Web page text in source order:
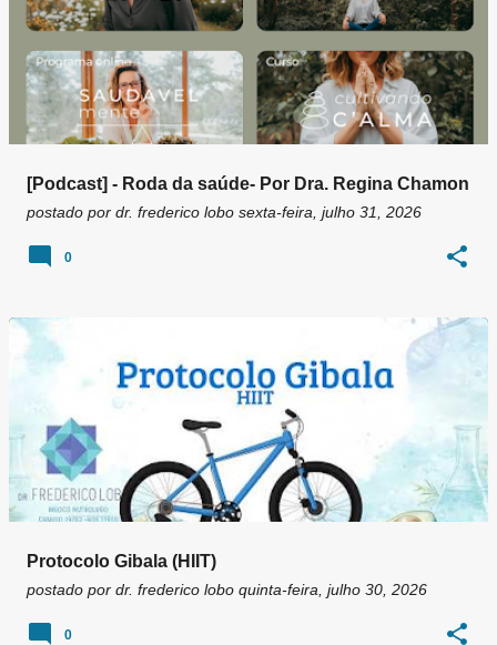
[Podcast] - Roda da saúde- Por Dra. Regina Chamon
postado por dr. frederico lobo sexta-feira, julho 31, 2026
0
Protocolo Gibala (HIIT)
postado por dr. frederico lobo quinta-feira, julho 30, 2026
0